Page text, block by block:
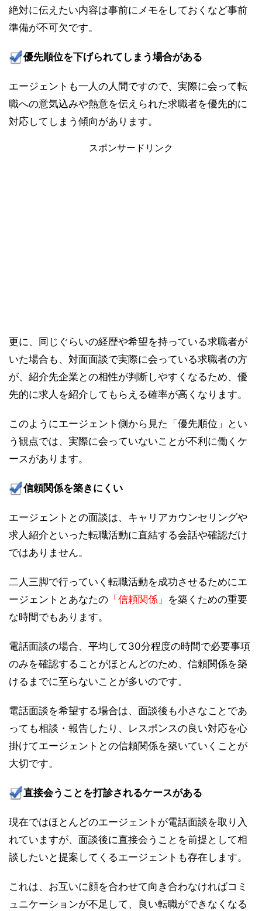
絶対に伝えたい内容は事前にメモをしておくなど事前
準備が不可欠です。
優先順位を下げられてしまう場合がある
エージェントも一人の人間ですので、実際に会って転
職への意気込みや熱意を伝えられた求職者を優先的に
対応してしまう傾向があります。
スポンサードリンク
更に、同じぐらいの経歴や希望を持っている求職者が
いた場合も、対面面談で実際に会っている求職者の方
が、紹介先企業との相性が判断しやすくなるため、優
先的に求人を紹介してもらえる確率が高くなります。
このようにエージェント側から見た「優先順位」とい
う観点では、実際に会っていないことが不利に働くケ
ースがあります。
信頼関係を築きにくい
エージェントとの面談は、キャリアカウンセリングや
求人紹介といった転職活動に直結する会話や確認だけ
ではありません。
二人三脚で行っていく転職活動を成功させるためにエ
ージェントとあなたの 「信頼関係」 を築くための重要
な時間でもあります。
電話面談の場合、平均して30分程度の時間で必要事項
のみを確認することがほとんどのため、信頼関係を築
けるまでに至らないことが多いのです。
電話面談を希望する場合は、面談後も小さなことであ
っても相談・報告したり、レスポンスの良い対応を心
掛けてエージェントとの信頼関係を築いていくことが
大切です。
直接会うことを打診されるケースがある
現在ではほとんどのエージェントが電話面談を取り入
れていますが、面談後に直接会うことを前提として相
談したいと提案してくるエージェントも存在します。
これは、お互いに顔を合わせて向き合わなければコミ
ュニケーションが不足して、良い転職ができなくなる